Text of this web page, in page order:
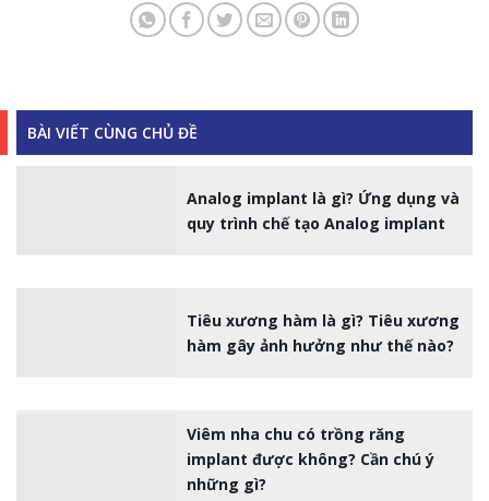
BÀI VIẾT CÙNG CHỦ ĐỀ
Analog implant là gì? Ứng dụng và
quy trình chế tạo Analog implant
Tiêu xương hàm là gì? Tiêu xương
hàm gây ảnh hưởng như thế nào?
Viêm nha chu có trồng răng
implant được không? Cần chú ý
những gì?